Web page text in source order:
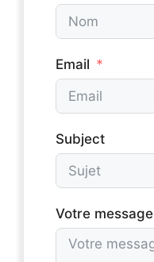
Email
Subject
Votre message